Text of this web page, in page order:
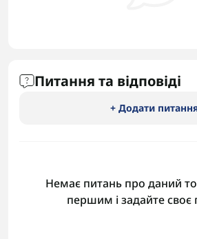
Питання та відповіді
+ Додати
Немає питань про даний
першим і задайте своє